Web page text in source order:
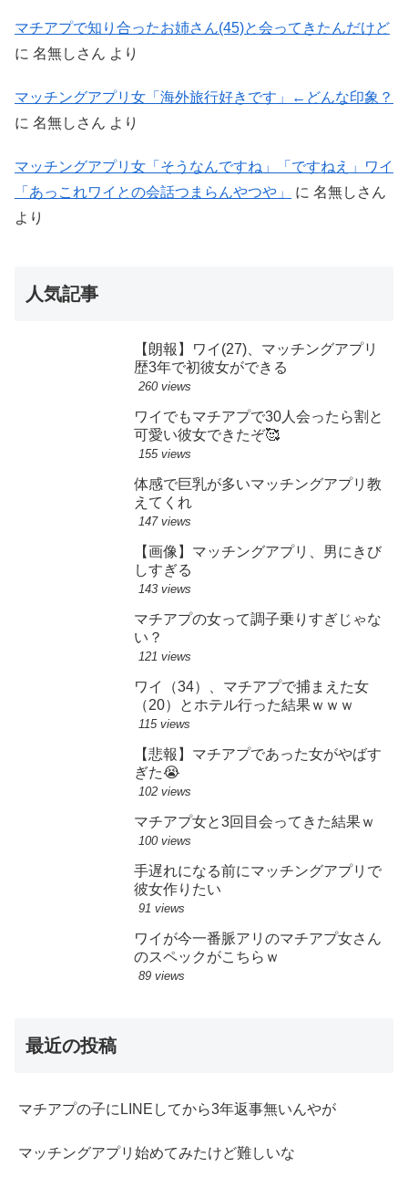
マチアプで知り合ったお姉さん(45)と会ってきたんだけど
に 名無しさん より
マッチングアプリ女「海外旅行好きです」←どんな印象？
に 名無しさん より
マッチングアプリ女「そうなんですね」「ですねえ」ワイ
「あっこれワイとの会話つまらんやつや」
に 名無しさん
より
人気記事
【朗報】ワイ(27)、マッチングアプリ
歴3年で初彼女ができる
260 views
ワイでもマチアプで30人会ったら割と
可愛い彼女できたぞ🥰
155 views
体感で巨乳が多いマッチングアプリ教
えてくれ
147 views
【画像】マッチングアプリ、男にきび
しすぎる
143 views
マチアプの女って調子乗りすぎじゃな
い？
121 views
ワイ（34）、マチアプで捕まえた女
（20）とホテル行った結果ｗｗｗ
115 views
【悲報】マチアプであった女がやばす
ぎた😭
102 views
マチアプ女と3回目会ってきた結果ｗ
100 views
手遅れになる前にマッチングアプリで
彼女作りたい
91 views
ワイが今一番脈アリのマチアプ女さん
のスペックがこちらｗ
89 views
最近の投稿
マチアプの子にLINEしてから3年返事無いんやが
マッチングアプリ始めてみたけど難しいな